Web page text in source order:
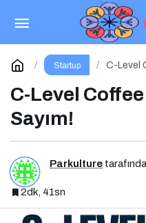
Startup C-Level
C-Level
Sayım!
Parkulture
2dk, 41sn
Kadın
Yorum Yap